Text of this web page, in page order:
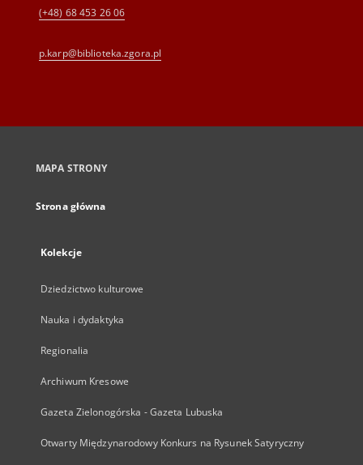
(+48) 68 453 26 06
p.karp@biblioteka.zgora.pl
MAPA STRONY
Strona główna
Kolekcje
Dziedzictwo kulturowe
Nauka i dydaktyka
Regionalia
Archiwum Kresowe
Gazeta Zielonogórska - Gazeta Lubuska
Otwarty Międzynarodowy Konkurs na Rysunek Satyryczny